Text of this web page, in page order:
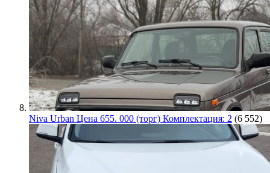
Niva Urban Цена 655. 000 (торг) Комплектация: 2 (6 552)